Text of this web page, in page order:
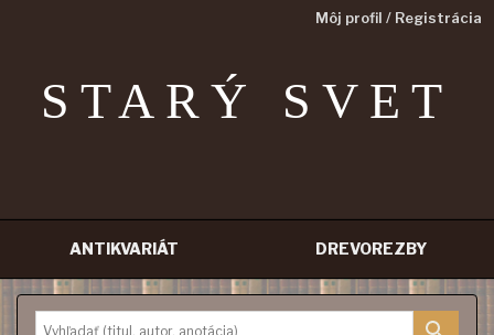
Môj profil / Registrácia
STARÝ SVET
ANTIKVARIÁT DREVOREZBY
na